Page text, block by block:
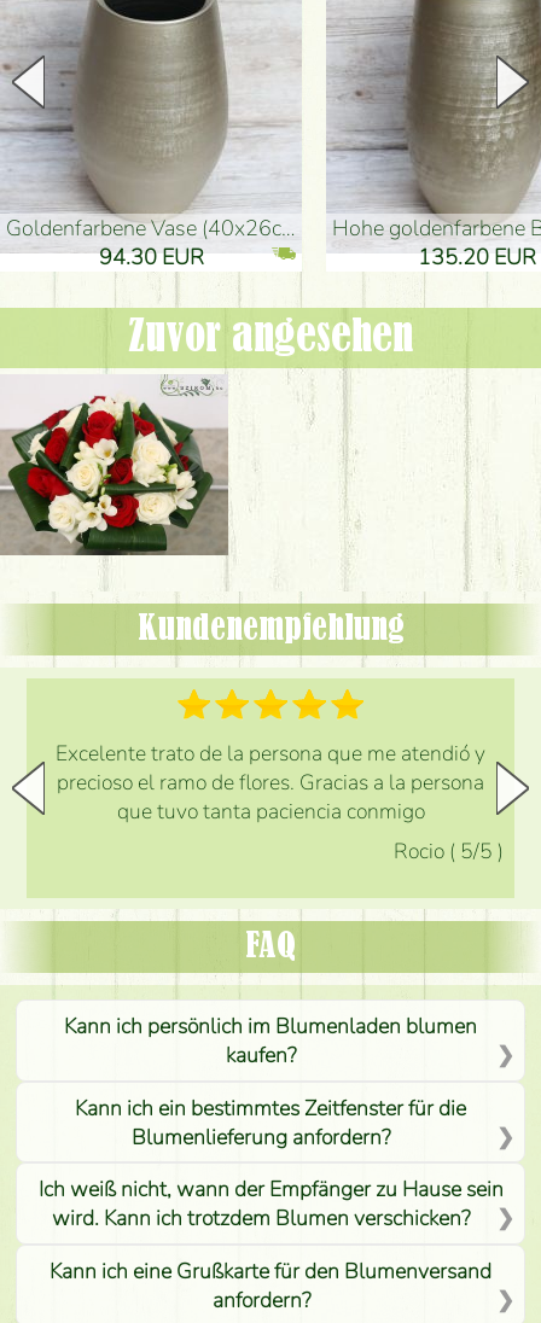
goldenfarbene Vase (40x26cm)
94.30 EUR
hohe goldenfarbene
135.20 EUR
Zuvor angesehen
Kundenempfehlung
Excelente trato de la persona que me atendió y
precioso el ramo de flores. Gracias a la persona
que tuvo tanta paciencia conmigo
Rocio ( 5/5 )
FAQ
Kann ich persönlich im Blumenladen blumen
kaufen?
Kann ich ein bestimmtes Zeitfenster für die
Blumenlieferung anfordern?
Ich weiß nicht, wann der Empfänger zu Hause sein
wird. Kann ich trotzdem Blumen verschicken?
Kann ich eine Grußkarte für den Blumenversand
anfordern?